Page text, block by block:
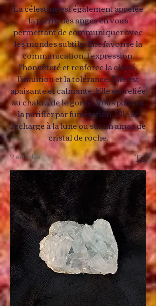
La célestine est également appelée
la pierre des anges en vous
permettant de communiquer avec
les mondes subtils. Elle favorise la
communication, l'expression,
l'honnêteté et renforce la clarté,
l'intuition et la tolérance. Elle est
apaisante et calmante. Elle est reliée
au chakra de le gorge. Vous pouvez
la purifier par fumigation. Elle se
recharge à la lune ou sur un amas de
cristal de roche.
9 articles Tri